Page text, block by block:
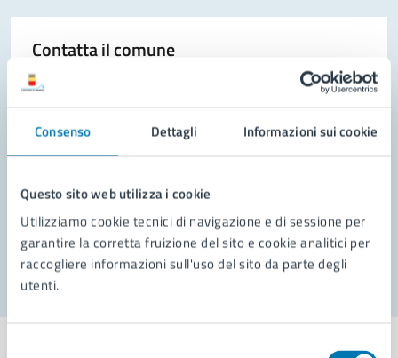
Consenso Dettagli Informazioni sui cookie
Questo sito web utilizza i cookie
Utilizziamo cookie tecnici di navigazione e di sessione per
garantire la corretta fruizione del sito e cookie analitici per
raccogliere informazioni sull'uso del sito da parte degli
utenti.
Contatta il comune
Richiedi assistenza
Prenota appuntamento
Problemi in città
Segnala disservizio